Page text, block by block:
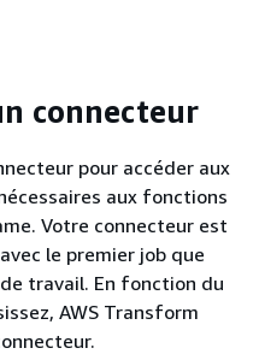
connecteur
pour accéder aux
aux fonctions
Votre connecteur est
le premier job que
travail. En fonction du
AWS Transform